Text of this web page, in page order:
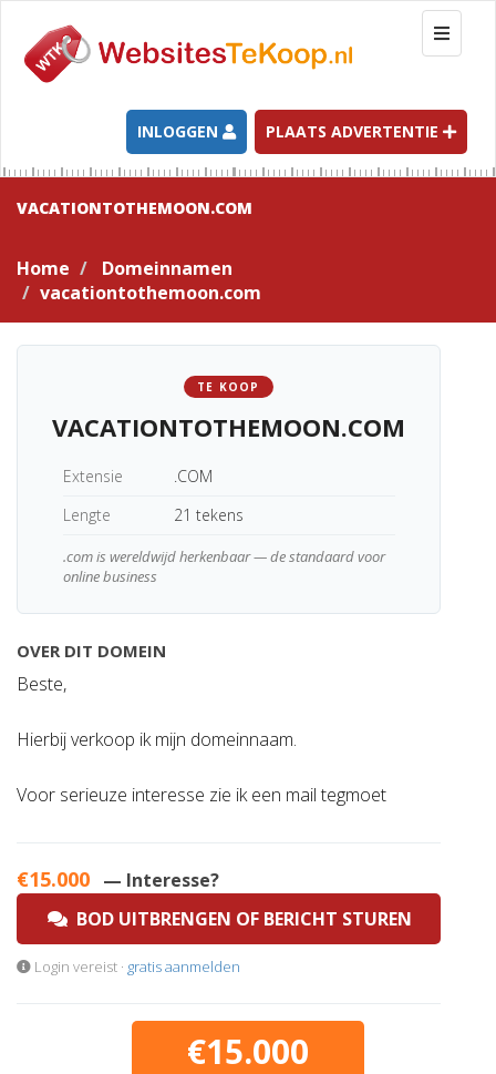
T
o
g
l
e
n
t
i
INLOGGEN PLAATS ADVERTENTIE
VACATIONTOTHEMOON.COM
Home
Domeinnamen
vacationtothemoon.com
TE KOOP
VACATIONTOTHEMOON.COM
Extensie
.COM
Lengte
21 tekens
.com is wereldwijd herkenbaar — de standaard voor
online business
OVER DIT DOMEIN
Beste,
Hierbij verkoop ik mijn domeinnaam.
Voor serieuze interesse zie ik een mail tegmoet
€15.000 — Interesse?
BOD UITBRENGEN OF BERICHT STUREN
Login vereist · gratis aanmelden
€15.000